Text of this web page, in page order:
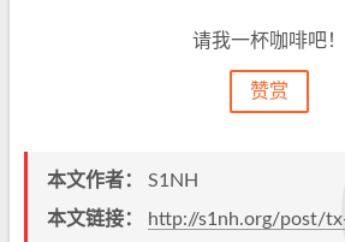
请我一杯咖啡吧！
赞赏
本文作者： S1NH
本文链接：
http://s1nh.org/post/